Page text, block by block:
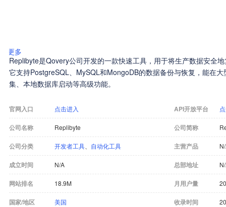
更多
Replibyte是Qovery公司开发的一款快速工具，用于将生产数据安全
它支持PostgreSQL、MySQL和MongoDB的数据备份与恢复，能在
集、本地数据库启动等高级功能。
官网入口 点击进入 API开放平台
公司名称 Replibyte 公司简称
公司分类 开发者工具 自动化工具 主营产品
成立时间 N/A 总部地址
网站排名 18.9M 月用户量
国家/地区 美国 收录时间